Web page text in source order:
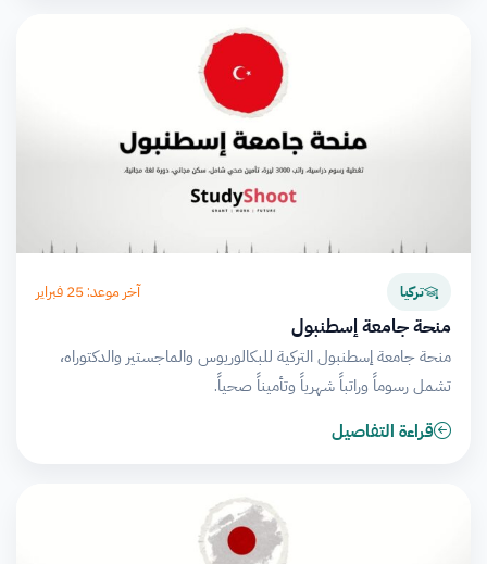
تركيا آخر موعد: 25 فبراير
منحة جامعة إسطنبول
منحة جامعة إسطنبول التركية للبكالوريوس والماجستير والدكتوراه،
تشمل رسوماً وراتباً شهرياً وتأميناً صحياً.
قراءة التفاصيل